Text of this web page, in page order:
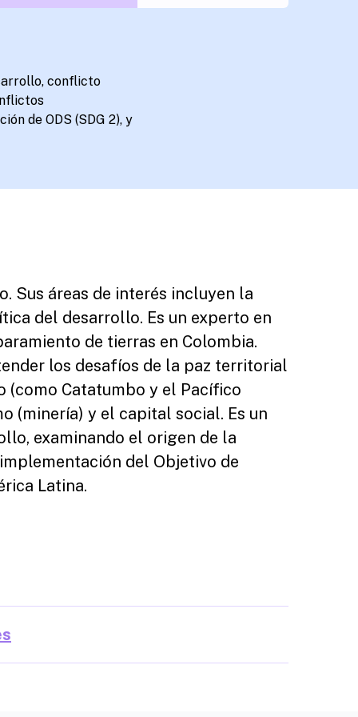
conflicto
de ODS (SDG 2), y
Sus áreas de interés incluyen la
del desarrollo. Es un experto en
de tierras en Colombia.
los desafíos de la paz territorial
Catatumbo y el Pacífico
(minería) y el capital social. Es un
examinando el origen de la
del Objetivo de
Latina.